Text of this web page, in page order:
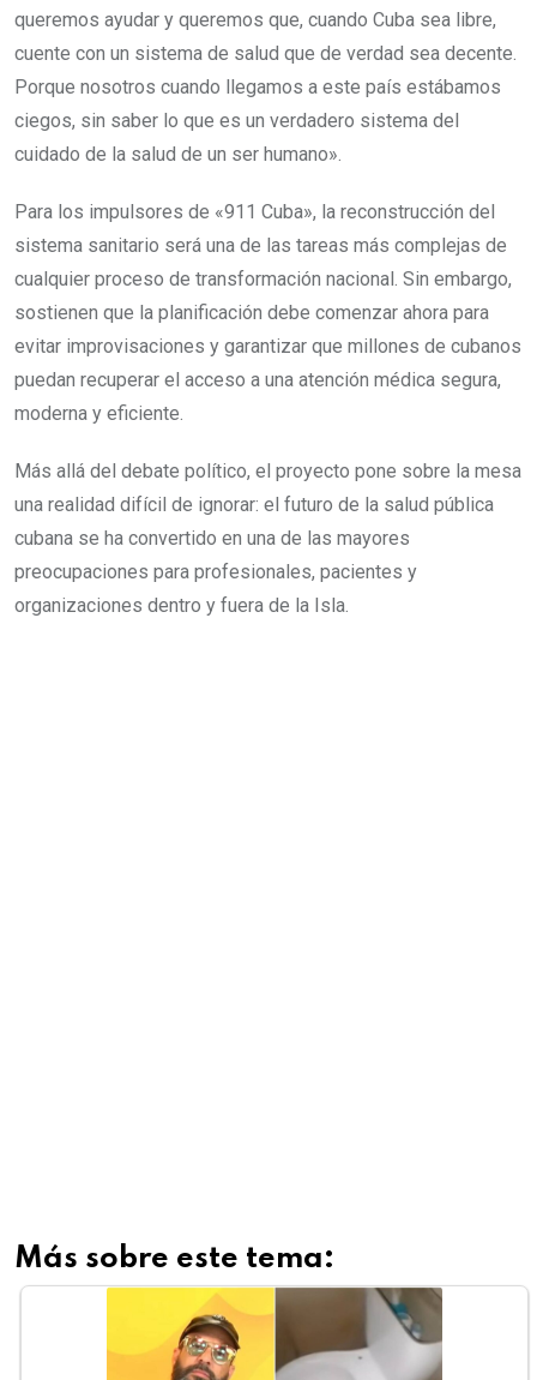
queremos ayudar y queremos que, cuando Cuba sea libre,
cuente con un sistema de salud que de verdad sea decente.
Porque nosotros cuando llegamos a este país estábamos
ciegos, sin saber lo que es un verdadero sistema del
cuidado de la salud de un ser humano».
Para los impulsores de «911 Cuba», la reconstrucción del
sistema sanitario será una de las tareas más complejas de
cualquier proceso de transformación nacional. Sin embargo,
sostienen que la planificación debe comenzar ahora para
evitar improvisaciones y garantizar que millones de cubanos
puedan recuperar el acceso a una atención médica segura,
moderna y eficiente.
Más allá del debate político, el proyecto pone sobre la mesa
una realidad difícil de ignorar: el futuro de la salud pública
cubana se ha convertido en una de las mayores
preocupaciones para profesionales, pacientes y
organizaciones dentro y fuera de la Isla.
Más sobre este tema: